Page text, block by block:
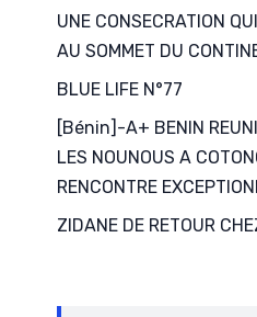
UNE CONSECRATION
AU SOMMET DU
BLUE LIFE N°77
[Bénin]-A+ BENIN
LES NOUNOUS A
RENCONTRE
ZIDANE DE RETOUR